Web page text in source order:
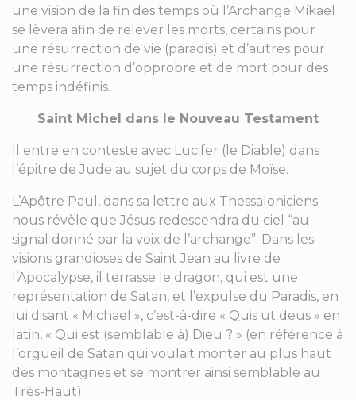
une vision de la fin des temps où l’Archange Mikaël
se lèvera afin de relever les morts, certains pour
une résurrection de vie (paradis) et d’autres pour
une résurrection d’opprobre et de mort pour des
temps indéfinis.
Saint Michel dans le Nouveau Testament
Il entre en conteste avec Lucifer (le Diable) dans
l’épitre de Jude au sujet du corps de Moïse.
L’Apôtre Paul, dans sa lettre aux Thessaloniciens
nous révèle que Jésus redescendra du ciel “au
signal donné par la voix de l’archange”. Dans les
visions grandioses de Saint Jean au livre de
l’Apocalypse, il terrasse le dragon, qui est une
représentation de Satan, et l’expulse du Paradis, en
lui disant « Michael », c’est-à-dire « Quis ut deus » en
latin, « Qui est (semblable à) Dieu ? » (en référence à
l’orgueil de Satan qui voulait monter au plus haut
des montagnes et se montrer ainsi semblable au
Très-Haut)